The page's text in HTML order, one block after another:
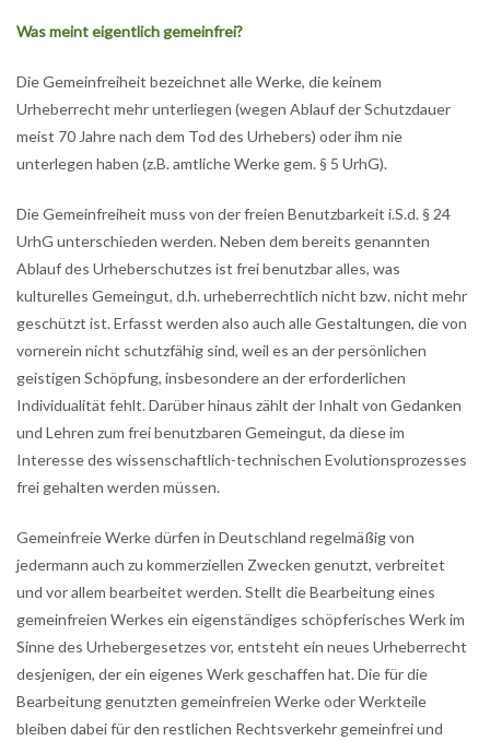
Was meint eigentlichgemeinfrei?
Die Gemeinfreiheit bezeichnet alle Werke, die keinem
Urheberrecht mehr unterliegen (wegen Ablauf der Schutzdauer
meist 70 Jahre nach dem Tod des Urhebers) oder ihm nie
unterlegen haben (z.B. amtliche Werke gem. § 5 UrhG).
Die Gemeinfreiheit muss von der freien Benutzbarkeit i.S.d. § 24
UrhG unterschieden werden. Neben dem bereits genannten
Ablauf des Urheberschutzes ist frei benutzbar alles, was
kulturelles Gemeingut, d.h. urheberrechtlich nicht bzw. nicht mehr
geschützt ist. Erfasst werden also auch alle Gestaltungen, die von
vornerein nicht schutzfähig sind, weil es an der persönlichen
geistigen Schöpfung, insbesondere an der erforderlichen
Individualität fehlt. Darüber hinaus zählt der Inhalt von Gedanken
und Lehren zum frei benutzbaren Gemeingut, da diese im
Interesse des wissenschaftlich-technischen Evolutionsprozesses
frei gehalten werden müssen.
Gemeinfreie Werke dürfen in Deutschland regelmäßig von
jedermann auch zu kommerziellen Zwecken genutzt, verbreitet
und vor allem bearbeitet werden. Stellt die Bearbeitung eines
gemeinfreien Werkes ein eigenständiges schöpferisches Werk im
Sinne des Urhebergesetzes vor, entsteht ein neues Urheberrecht
desjenigen, der ein eigenes Werk geschaffen hat. Die für die
Bearbeitung genutzten gemeinfreien Werke oder Werkteile
bleiben dabei für den restlichen Rechtsverkehr gemeinfrei und